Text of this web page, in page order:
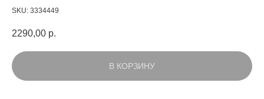
SKU: 3334449
2290,00 р.
В КОРЗИНУ